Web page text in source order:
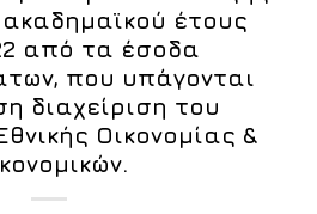
έτους
από τα έσοδα
που υπάγονται
διαχείριση του
Οικονομίας &